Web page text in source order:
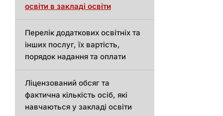
освіти в закладі освіти
Перелік додаткових освітніх та
інших послуг, їх вартість,
порядок надання та оплати
Ліцензований обсяг та
фактична кількість осіб, які
навчаються у закладі освіти